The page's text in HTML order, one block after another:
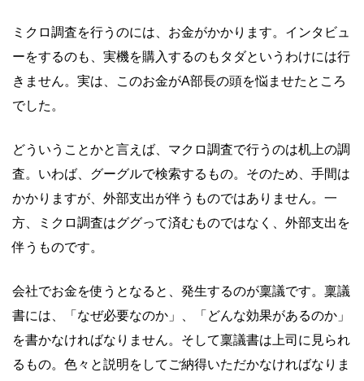
ミクロ調査を行うのには、お金がかかります。インタビュ
ーをするのも、実機を購入するのもタダというわけには行
きません。実は、このお金がA部長の頭を悩ませたところ
でした。
どういうことかと言えば、マクロ調査で行うのは机上の調
査。いわば、グーグルで検索するもの。そのため、手間は
かかりますが、外部支出が伴うものではありません。一
方、ミクロ調査はググって済むものではなく、外部支出を
伴うものです。
会社でお金を使うとなると、発生するのが稟議です。稟議
書には、「なぜ必要なのか」、「どんな効果があるのか」
を書かなければなりません。そして稟議書は上司に見られ
るもの。色々と説明をしてご納得いただかなければなりま